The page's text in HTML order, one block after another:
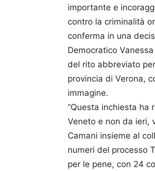
importante e
contro la criminalità
conferma in una
Democratico
del rito abbreviato
provincia di Verona,
immagine.
“Questa inchiesta ha
Veneto e non da ieri,
Camani insieme al
numeri del processo
per le pene, con 24